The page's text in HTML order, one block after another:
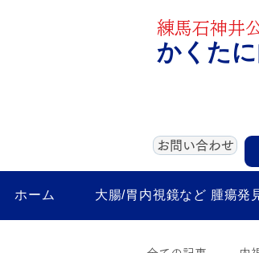
練馬石神井
かくた
お問い合わせ
ホーム 大腸/胃内視鏡など 腫瘍発